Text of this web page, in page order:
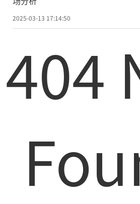
2025-03-13 17:14:50
404